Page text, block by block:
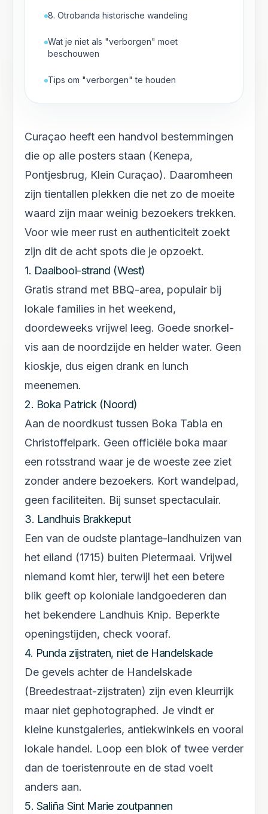
8. Otrobanda historische wandeling
Wat je niet als "verborgen" moet
beschouwen
Tips om "verborgen" te houden
Curaçao heeft een handvol bestemmingen
die op alle posters staan (Kenepa,
Pontjesbrug, Klein Curaçao). Daaromheen
zijn tientallen plekken die net zo de moeite
waard zijn maar weinig bezoekers trekken.
Voor wie meer rust en authenticiteit zoekt
zijn dit de acht spots die je opzoekt.
1. Daaibooi-strand (West)
Gratis strand met BBQ-area, populair bij
lokale families in het weekend,
doordeweeks vrijwel leeg. Goede snorkel-
vis aan de noordzijde en helder water. Geen
kioskje, dus eigen drank en lunch
meenemen.
2. Boka Patrick (Noord)
Aan de noordkust tussen Boka Tabla en
Christoffelpark. Geen officiële boka maar
een rotsstrand waar je de woeste zee ziet
zonder andere bezoekers. Kort wandelpad,
geen faciliteiten. Bij sunset spectaculair.
3. Landhuis Brakkeput
Een van de oudste plantage-landhuizen van
het eiland (1715) buiten Pietermaai. Vrijwel
niemand komt hier, terwijl het een betere
blik geeft op koloniale landgoederen dan
het bekendere Landhuis Knip. Beperkte
openingstijden, check vooraf.
4. Punda zijstraten, niet de Handelskade
De gevels achter de Handelskade
(Breedestraat-zijstraten) zijn even kleurrijk
maar niet gephotographed. Je vindt er
kleine kunstgaleries, antiekwinkels en vooral
lokale handel. Loop een blok of twee verder
dan de toeristenroute en de stad voelt
anders aan.
5. Saliña Sint Marie zoutpannen